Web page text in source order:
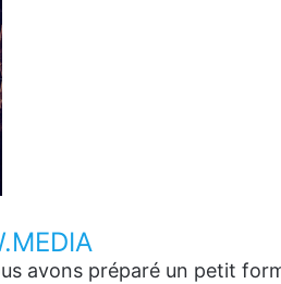
avons préparé un petit